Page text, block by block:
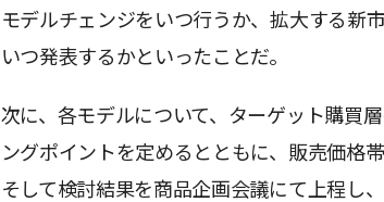
モデルチェンジをいつ行うか、拡大する新
いつ発表するかといったことだ。
次に、各モデルについて、ターゲット購買
ングポイントを定めるとともに、販売価格
そして検討結果を商品企画会議にて上程し